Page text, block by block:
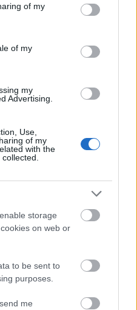
behaviour. You may click to
and its third-party tags to
purposes in below Google
of my
of my
my
Advertising.
Use,
of my
with the
storage
on web or
to be sent to
purposes.
me
segíti
is fontos szerep hárul a
elkerülésében
JÚLIUS 30-RA
A FÖLD EGÉSZ
élvezhetjük